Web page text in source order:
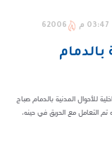
03:47 م 62006
بالدمام
للأحوال المدنية بالدمام صباح
تم التعامل مع الحريق في حينه،